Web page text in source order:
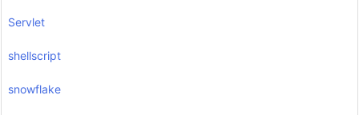
Servlet
shellscript
snowflake